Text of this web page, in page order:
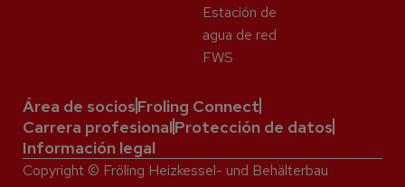
Estación de
agua de red
FWS
Área de sociosFroling Connect
Carrera profesionalProtección de datos
Información legal
Copyright © Fröling Heizkessel- und Behälterbau